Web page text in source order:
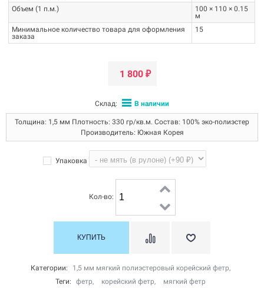
ТКАНЬ ВОЙЛОК (ФЕТР,
вкратце, о теории. Во-первых,
- это не ткань. В его структуре не
О ПРОИЗВОДИТЕЛЕ
Компания "Фелтикс"(FELTX) -
российская компания,
Объем (1 п.м.)
100 × 110 × 0.15
м
Минимальное количество товара для оформления
заказа
15
1 800 ₽
Склад: В наличии
Толщина: 1,5 мм Плотность: 330 гр/кв.м. Состав: 100% эко-полиэстер
Производитель: Южная Корея
Упаковка
Кол-во:
Категории: 1,5 мм мягкий полиэстеровый корейский фетр,
Теги:
фетр, корейский фетр, мягкий фетр